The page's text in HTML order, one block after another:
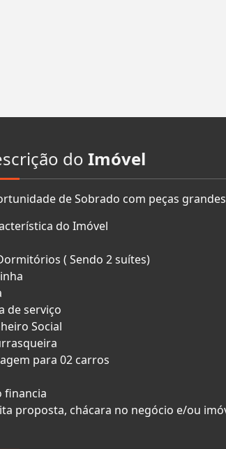
do Imóvel
de Sobrado com peças
do Imóvel
( Sendo 2 suítes)
de serviço
Social
para 02 carros
financia
proposta, chácara no negócio e/ou